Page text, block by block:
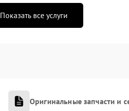
Показать все услуги
Оригинальные запчасти и